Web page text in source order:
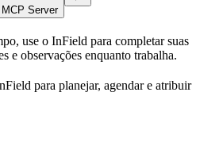
Server
, use o InField para completar suas
e observações enquanto trabalha.
para planejar, agendar e atribuir